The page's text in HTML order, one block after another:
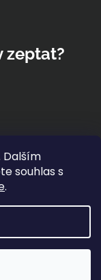
Dalším
souhlas s
.
zeptat?
vyhrazena.